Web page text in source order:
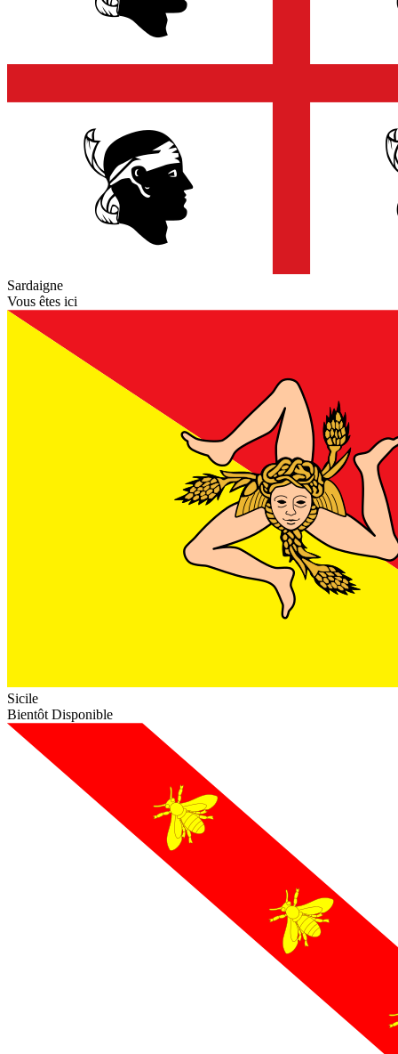
Sardaigne
Vous êtes ici
Sicile
Bientôt Disponible